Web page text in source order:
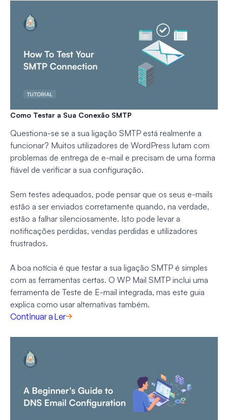
Como Testar a Sua Conexão SMTP
Questiona-se se a sua ligação SMTP está realmente a
funcionar? Muitos utilizadores de WordPress lutam com
problemas de entrega de e-mail e precisam de uma forma
fiável de verificar a sua configuração.
Sem testes adequados, pode pensar que os seus e-mails
estão a ser enviados corretamente quando, na verdade,
estão a falhar silenciosamente. Isto pode levar a
notificações perdidas, vendas perdidas e utilizadores
frustrados.
A boa notícia é que testar a sua ligação SMTP é simples
com as ferramentas certas. O WP Mail SMTP inclui uma
ferramenta de Teste de E-mail integrada, mas este guia
explica como usar alternativas também.
Continuar a Ler